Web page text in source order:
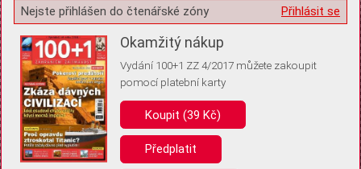
Žádost o souhlas s ukládáním volitelných informací
Pro základní fungování webu nepotřebujeme ukládat žádné informace
(tzv. cookies apod.). Rádi bychom vás ale požádali o souhlas s
uložením volitelných informací:
Přihlásit se
Nejste přihlášen do čtenářské zóny
Okamžitý nákup
Vydání 100+1 ZZ 4/2017 můžete zakoupit
pomocí platební karty
Koupit (39 Kč)
Předplatit